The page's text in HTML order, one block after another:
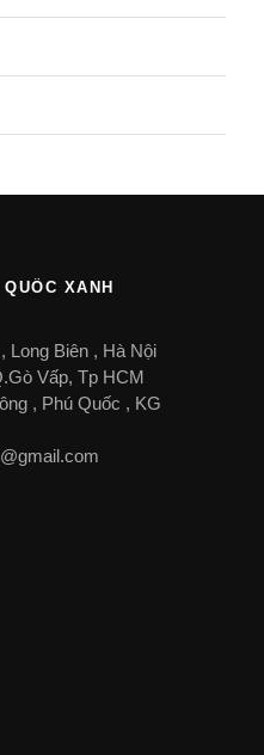
XANH
Long Biên , Hà Nội
Vấp, Tp HCM
, Phú Quốc , KG